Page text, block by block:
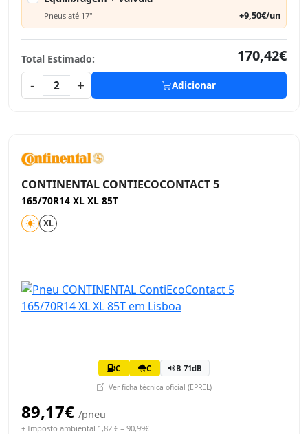
Pneus até 17" +9,50€/un
Total Estimado:
170,42€
-
2 + Adicionar
CONTINENTAL CONTIECOCONTACT 5
165/70R14 XL XL 85T
XL
C C B 71dB
Ver ficha técnica oficial (EPREL)
89,17€ /pneu
+ Imposto ambiental 1,82 € = 90,99€